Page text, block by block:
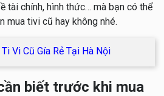
tài chính, hình thức… mà bạn có thể
mua tivi cũ hay không nhé.
Vi Cũ Gía Rẻ Tại Hà Nội
biết trước khi mua